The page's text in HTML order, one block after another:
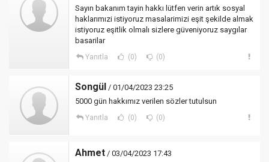
Sayın bakanım tayin hakkı lütfen verin artık sosyal
haklarımızi istiyoruz masalarimizi eşit şekilde almak
istiyoruz eşitlik olmalı sizlere güveniyoruz saygılar
basarilar
Yanıtla (0) (0)
Songül / 01/04/2023 23:25
5000 gün hakkımız verilen sözler tutulsun
Yanıtla (0) (0)
Ahmet / 03/04/2023 17:43